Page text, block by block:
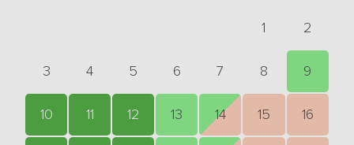
1 2
3 4 5 6 7 8 9
10 11 12 13 14 15 16